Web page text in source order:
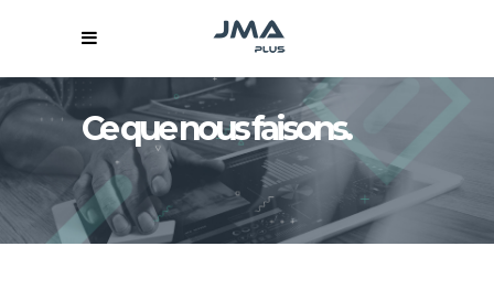
Ce que nous faisons.